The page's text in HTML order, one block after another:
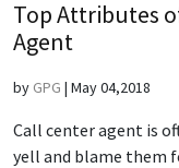
Top Attributes
Agent
by GPG | May 04,2018
Call center agent is
yell and blame them